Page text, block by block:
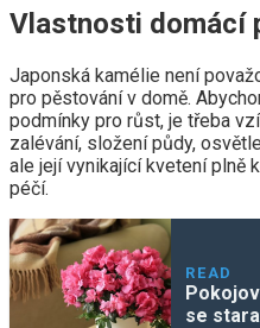
Vlastnosti domácí
Japonská kamélie není
pro pěstování v domě.
podmínky pro růst, je třeba
zalévání, složení půdy,
ale její vynikající kvetení plně
péčí.
READ
se